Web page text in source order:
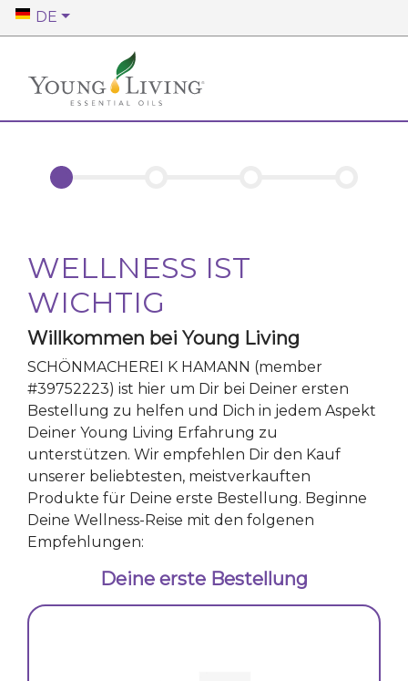
DE
WELLNESS IST
WICHTIG
Willkommen bei Young Living
SCHÖNMACHEREI K HAMANN (member
#39752223) ist hier um Dir bei Deiner ersten
Bestellung zu helfen und Dich in jedem Aspekt
Deiner Young Living Erfahrung zu
unterstützen. Wir empfehlen Dir den Kauf
unserer beliebtesten, meistverkauften
Produkte für Deine erste Bestellung. Beginne
Deine Wellness-Reise mit den folgenen
Empfehlungen:
Deine erste Bestellung